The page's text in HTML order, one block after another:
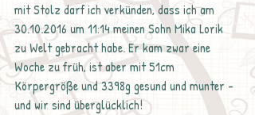
mit Stolz darf ich verkünden, dass ich am
30.10.2016 um 11:14 meinen Sohn Mika Lorik
zu Welt gebracht habe. Er kam zwar eine
Woche zu früh, ist aber mit 51cm
Körpergröße und 3398g gesund und munter -
und wir sind überglücklich!